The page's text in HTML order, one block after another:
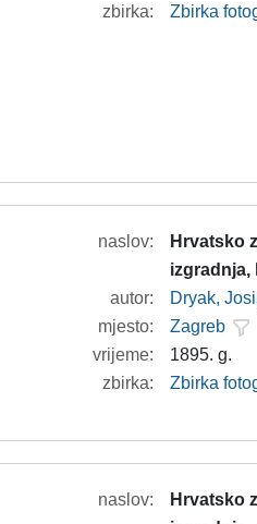
zbirka:
Zbirka
naslov:
Hrvatsko
izgradnja,
autor:
Dryak,
mjesto:
Zagreb
vrijeme:
1895. g.
zbirka:
Zbirka
naslov:
Hrvatsko